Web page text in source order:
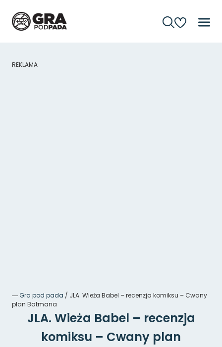
REKLAMA
―Gra pod pada / JLA. Wieża Babel – recenzja komiksu – Cwany
plan Batmana
JLA. Wieża Babel – recenzja
komiksu – Cwany plan